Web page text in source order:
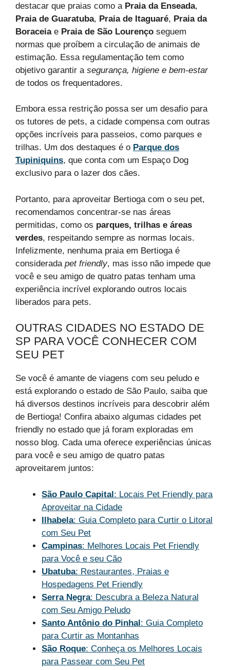
destacar que praias como a Praia da Enseada,
Praia de Guaratuba, Praia de Itaguaré, Praia da
Boraceiae Praia de São Lourenço seguem
normas que proíbem a circulação de animais de
estimação. Essa regulamentação tem como
objetivo garantir a segurança, higiene e bem-estar
de todos os frequentadores.
Embora essa restrição possa ser um desafio para
os tutores de pets, a cidade compensa com outras
opções incríveis para passeios, como parques e
trilhas. Um dos destaques é o Parque dos
Tupiniquins, que conta com um Espaço Dog
exclusivo para o lazer dos cães.
Portanto, para aproveitar Bertioga com o seu pet,
recomendamos concentrar-se nas áreas
permitidas, como os parques, trilhas e áreas
verdes, respeitando sempre as normas locais.
Infelizmente, nenhuma praia em Bertioga é
considerada pet friendly, mas isso não impede que
você e seu amigo de quatro patas tenham uma
experiência incrível explorando outros locais
liberados para pets.
OUTRAS CIDADES NO ESTADO DE
SP PARA VOCÊ CONHECER COM
SEU PET
Se você é amante de viagens com seu peludo e
está explorando o estado de São Paulo, saiba que
há diversos destinos incríveis para descobrir além
de Bertioga! Confira abaixo algumas cidades pet
friendly no estado que já foram exploradas em
nosso blog. Cada uma oferece experiências únicas
para você e seu amigo de quatro patas
aproveitarem juntos:
São Paulo Capital: Locais Pet Friendly para
Aproveitar na Cidade
Ilhabela: Guia Completo para Curtir o Litoral
com Seu Pet
Campinas: Melhores Locais Pet Friendly
para Você e seu Cão
Ubatuba: Restaurantes, Praias e
Hospedagens Pet Friendly
Serra Negra: Descubra a Beleza Natural
com Seu Amigo Peludo
Santo Antônio do Pinhal: Guia Completo
para Curtir as Montanhas
São Roque: Conheça os Melhores Locais
para Passear com Seu Pet